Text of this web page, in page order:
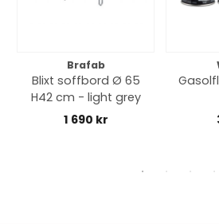
Brafab
Blixt soffbord Ø 65
H42 cm - light grey
1 690 kr